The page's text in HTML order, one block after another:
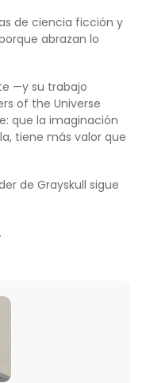
de ciencia ficción y
abrazan lo
—y su trabajo
of the Universe
que la imaginación
tiene más valor que
de Grayskull sigue